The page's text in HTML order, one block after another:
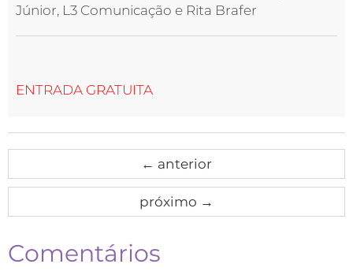
Júnior, L3 Comunicação e Rita Brafer
ENTRADA GRATUITA
← anterior
próximo →
Comentários